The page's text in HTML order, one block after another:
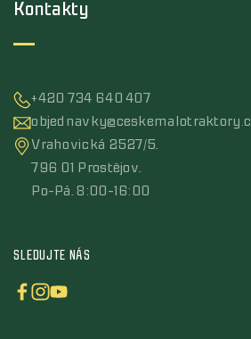
Kontakty
+420 734 640 407
Vrahovická 2527/5,
796 01 Prostějov,
Po-Pá, 8:00-16:00
SLEDUJTE NÁS